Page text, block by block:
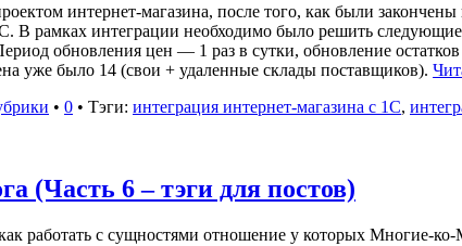
интернет-магазина, после того, как были
В рамках интеграции необходимо было решить
обновления цен — 1 раз в сутки, обновление
уже было 14 (свои + удаленные склады поставщиков).
• 0 • Тэги: интеграция интернет-магазина с 1С,
(Часть 6 – тэги для постов)
работать с сущностями отношение у которых Многие-